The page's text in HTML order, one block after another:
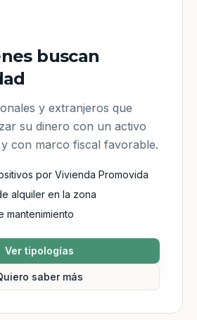
buscan
y extranjeros que
su dinero con un activo
con marco fiscal favorable.
por Vivienda Promovida
alquiler en la zona
mantenimiento
Ver tipologías
saber más